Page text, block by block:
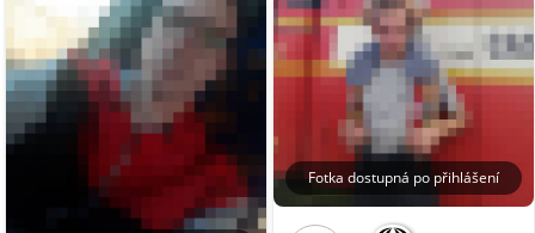
Fotka dostupná po přihlášení